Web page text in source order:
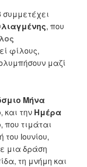
συμμετέχει
, που
φίλους,
μαζί
Μήνα
, και την Ημέρα
, που τιμάται
Ιουνίου,
μια δράση
τη μνήμη και